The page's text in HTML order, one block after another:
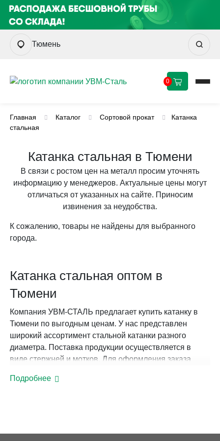
Тюмень
0
Главная Каталог Сортовой прокат
Катанка
стальная
Катанка стальная в Тюмени
В связи с ростом цен на металл просим уточнять
информацию у менеджеров. Актуальные цены могут
отличаться от указанных на сайте. Приносим
извинения за неудобства.
К сожалению, товары не найдены для выбранного
города.
Катанка стальная оптом в
Тюмени
Компания УВМ-СТАЛЬ предлагает купить катанку в
Тюмени по выгодным ценам. У нас представлен
широкий ассортимент стальной катанки разного
диаметра. Поставка продукции осуществляется в
виде стержней и мотков. Для оформления заказа
проволока, имеющая круглое сечение, диаметр
Подробнее